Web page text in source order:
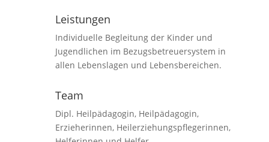
Leistungen
Individuelle Begleitung der Kinder und
Jugendlichen im Bezugsbetreuersystem in
allen Lebenslagen und Lebensbereichen.
Team
Dipl. Heilpädagogin, Heilpädagogin,
Erzieherinnen, Heilerziehungspflegerinnen,